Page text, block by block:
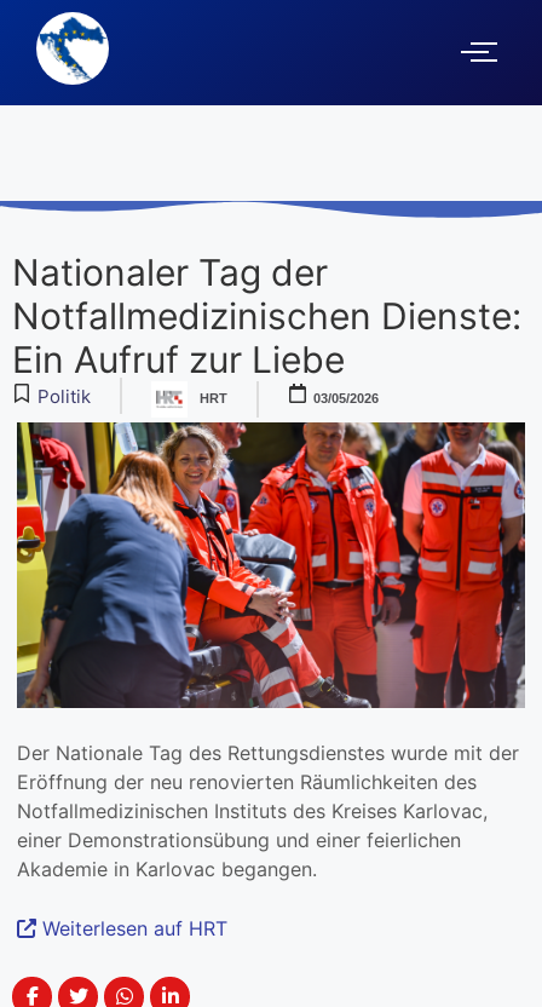
Nationaler Tag der
Notfallmedizinischen Dienste:
Ein Aufruf zur Liebe
Politik HRT 03/05/2026
Der Nationale Tag des Rettungsdienstes wurde mit der
Eröffnung der neu renovierten Räumlichkeiten des
Notfallmedizinischen Instituts des Kreises Karlovac,
einer Demonstrationsübung und einer feierlichen
Akademie in Karlovac begangen.
Weiterlesen auf HRT